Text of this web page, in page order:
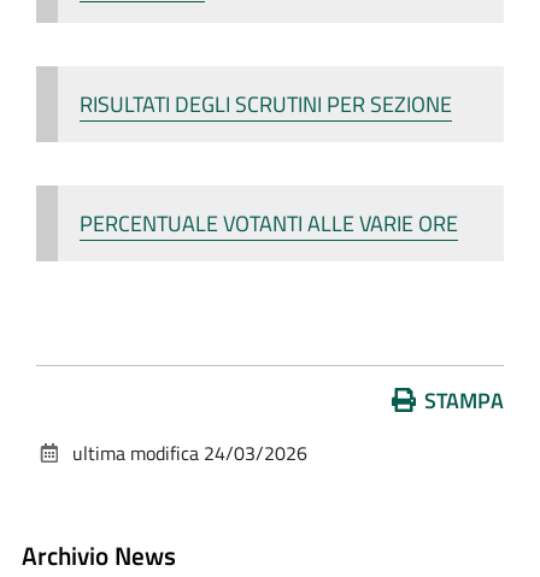
RISULTATI DEGLI SCRUTINI PER SEZIONE
PERCENTUALE VOTANTI ALLE VARIE ORE
documento
STAMPA
ultima modifica 24/03/2026
Archivio News